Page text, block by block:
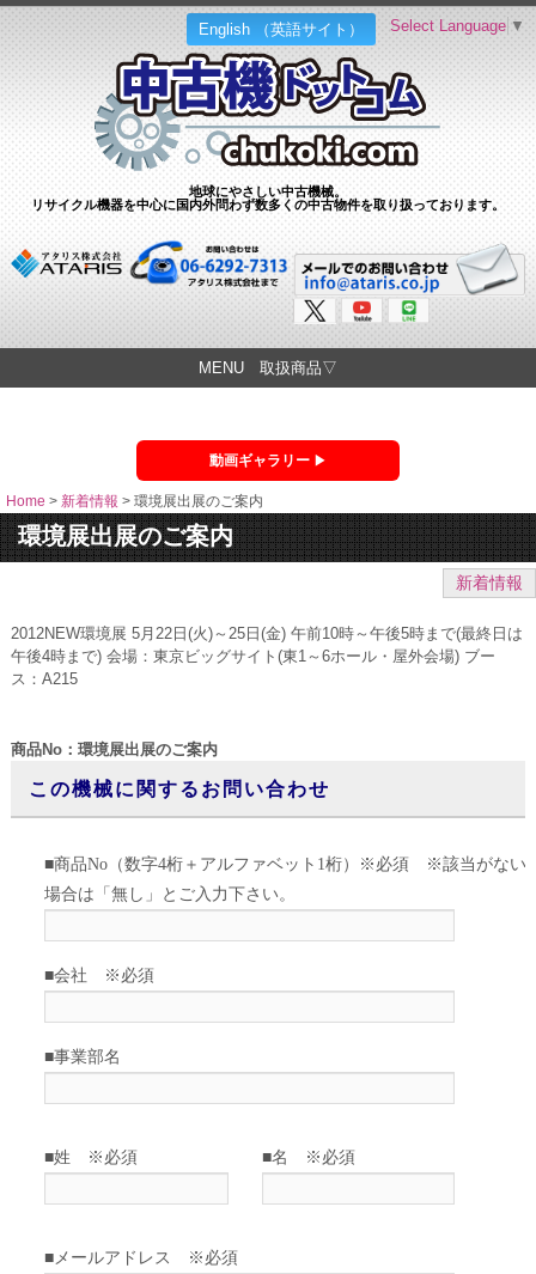
English （英語サイト）
地球にやさしい中古機械。
リサイクル機器を中心に国内外問わず数多くの中古物件を取り扱っております。
Select Language ▼
MENU 取扱商品▽
動画ギャラリー
Home > 新着情報 > 環境展出展のご案内
環境展出展のご案内
新着情報
2012NEW環境展 5月22日(火)～25日(金) 午前10時～午後5時まで(最終日は
午後4時まで) 会場：東京ビッグサイト(東1～6ホール・屋外会場) ブー
ス：A215
商品No：環境展出展のご案内
この機械に関するお問い合わせ